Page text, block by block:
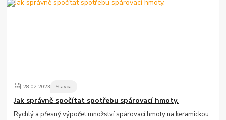
28.02.2023 Stavba
Jak správně spočítat spotřebu spárovací hmoty.
Rychlý a přesný výpočet množství spárovací hmoty na keramickou